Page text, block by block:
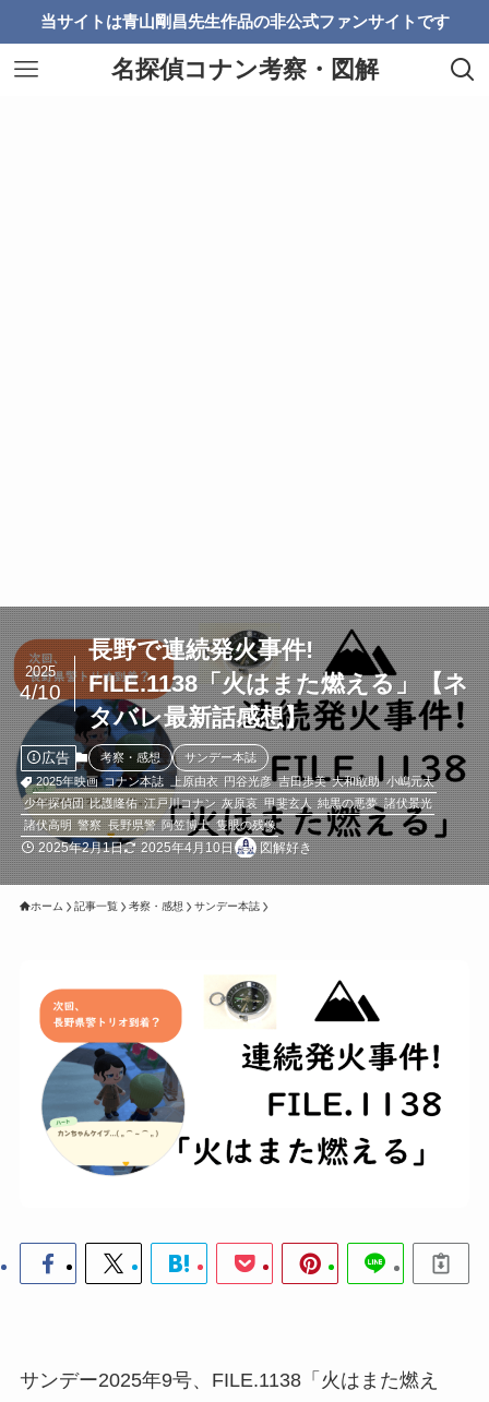
当サイトは青山剛昌先生作品の非公式ファンサイトです
名探偵コナン考察・図解
長野で連続発火事件!
FILE.1138「火はまた燃える」【ネ
タバレ最新話感想】
2025
4/10
広告 考察・感想
サンデー本誌
2025年映画 コナン本誌 上原由衣 円谷光彦 吉田歩美 大和敢助 小嶋元太
少年探偵団 比護隆佑 江戸川コナン 灰原哀 甲斐玄人 純黒の悪夢 諸伏景光
諸伏高明 警察 長野県警 阿笠博士 隻眼の残像
2025年2月1日 2025年4月10日 図解好き
ホーム 記事一覧 考察・感想 サンデー本誌
サンデー2025年9号、FILE.1138「火はまた燃え